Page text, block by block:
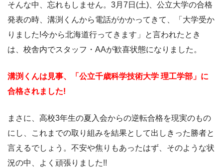
そんな中、忘れもしません。3月7日(土)、公立大学の合格
発表の時、溝渕くんから電話がかかってきて、「大学受か
りました!今から北海道行ってきます」と言われたとき
は、校舎内でスタッフ・AAが歓喜状態になりました。
溝渕くんは見事、「公立千歳科学技術大学 理工学部」に
合格されました!
まさに、高校3年生の夏入会からの逆転合格を現実のもの
にし、これまでの取り組みを結果として出しきった勝者と
言えるでしょう。不安や焦りもあったはず、そのような状
況の中、よく頑張りました!!